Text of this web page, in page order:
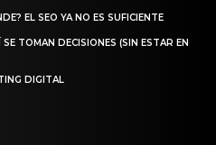
EL SEO YA NO ES SUFICIENTE
TOMAN DECISIONES (SIN ESTAR EN
DIGITAL